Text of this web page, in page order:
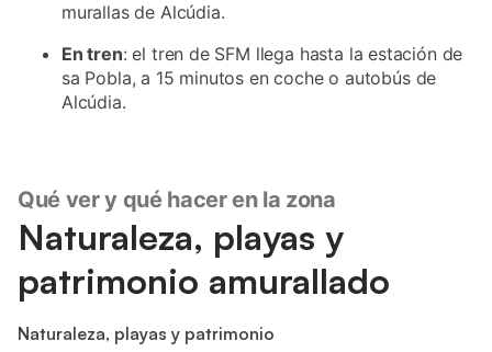
murallas de Alcúdia.
En tren: el tren de SFM llega hasta la estación de
sa Pobla, a 15 minutos en coche o autobús de
Alcúdia.
Qué ver y qué hacer en la zona
Naturaleza, playas y
patrimonio amurallado
Naturaleza, playas y patrimonio